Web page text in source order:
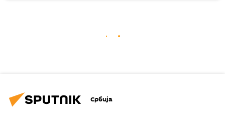
Србија